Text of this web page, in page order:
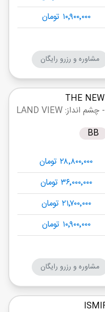
۱۰٬۹۰۰٬۰۰۰ تومان
مشاوره و رزرو رایگان
- چشم انداز: LAND VIEW
BB
۲۸٬۸۰۰٬۰۰۰ تومان
۳۶٬۰۰۰٬۰۰۰ تومان
۲۱٬۷۰۰٬۰۰۰ تومان
۱۰٬۹۰۰٬۰۰۰ تومان
مشاوره و رزرو رایگان